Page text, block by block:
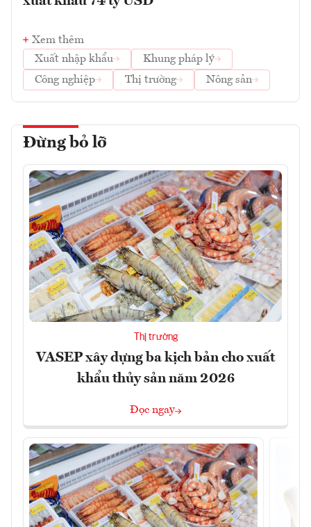
Xem thêm
Xuất nhập khẩu
Khung pháp lý
Công nghiệp
Thị trường Nông sản
Đừng bỏ lỡ
Thị trường
VASEP xây dựng ba kịch bản cho xuất
khẩu thủy sản năm 2026
Đọc ngay